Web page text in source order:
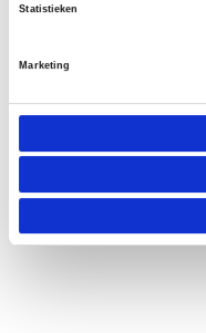
Statistieken
Marketing